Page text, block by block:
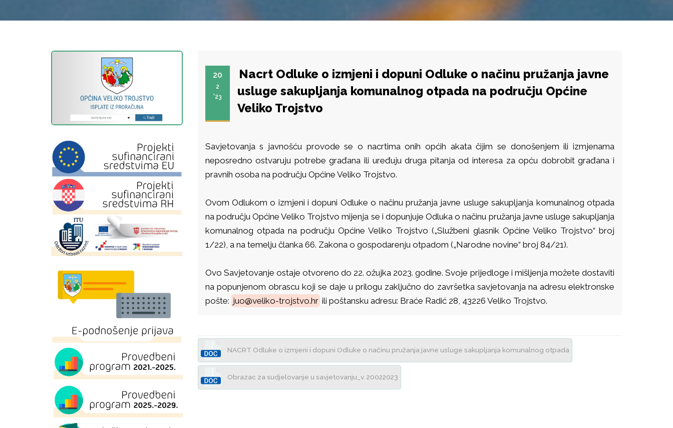
20
2
'23
Nacrt Odluke o izmjeni i dopuni Odluke o načinu pružanja javne
usluge sakupljanja komunalnog otpada na području Općine
Veliko Trojstvo
Savjetovanja s javnošću provode se o nacrtima onih općih akata čijim se donošenjem ili izmjenama
neposredno ostvaruju potrebe građana ili uređuju druga pitanja od interesa za opću dobrobit građana i
pravnih osoba na području Općine Veliko Trojstvo.
Ovom Odlukom o izmjeni i dopuni Odluke o načinu pružanja javne usluge sakupljanja komunalnog otpada
na području Općine Veliko Trojstvo mijenja se i dopunjuje Odluka o načinu pružanja javne usluge sakupljanja
komunalnog otpada na području Općine Veliko Trojstvo („Službeni glasnik Općine Veliko Trojstvo“ broj
1/22), a na temelju članka 66. Zakona o gospodarenju otpadom („Narodne novine“ broj 84/21).
Ovo Savjetovanje ostaje otvoreno do 22. ožujka 2023. godine. Svoje prijedloge i mišljenja možete dostaviti
na popunjenom obrascu koji se daje u prilogu zaključno do završetka savjetovanja na adresu elektronske
pošte: juo@veliko-trojstvo.hr ili poštansku adresu: Braće Radić 28, 43226 Veliko Trojstvo.
NACRT Odluke o izmjeni i dopuni Odluke o načinu pružanja javne usluge sakupljanja komunalnog otpada
Obrazac za sudjelovanje u savjetovanju_v. 20022023